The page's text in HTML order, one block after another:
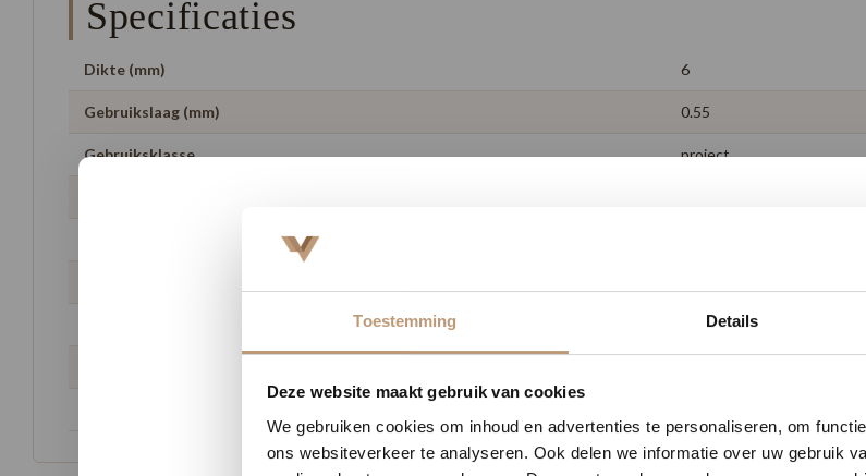
21
Nu tijdelijk 10% korting
Vraag snel een offerte aan en bespaar
Toestemming Details
Deze website maakt gebruik van cookies
We gebruiken cookies om inhoud en advertenties te personaliseren, om
ons websiteverkeer te analyseren. Ook delen we informatie over uw gebruik
Specificaties
Dikte (mm) 6
Gebruikslaag (mm) 0.55
Gebruiksklasse project
152.2